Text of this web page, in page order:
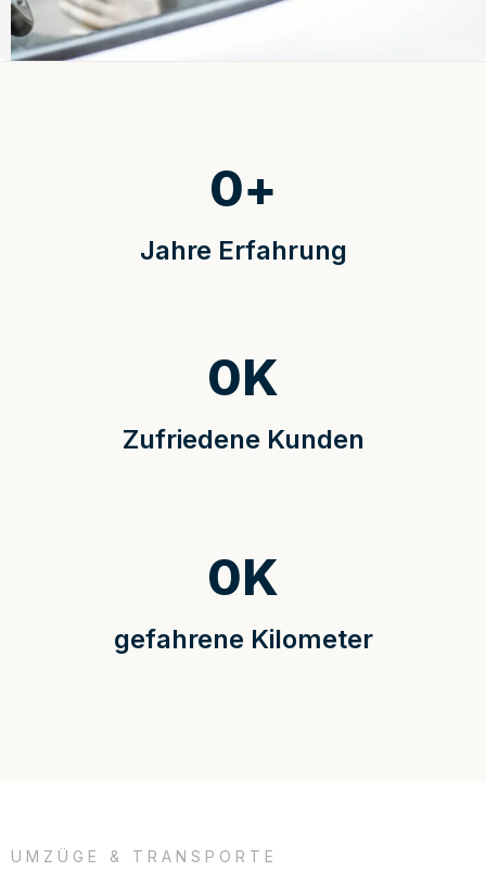
Jahre Erfahrung
0+
Zufriedene Kunden
0K
gefahrene Kilometer
0K
UMZÜGE & TRANSPORTE